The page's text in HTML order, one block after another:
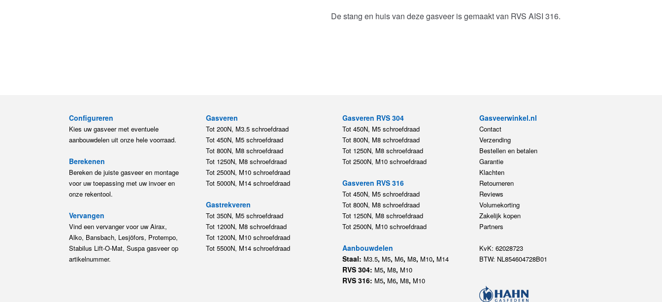
De stang en huis van deze gasveer is gemaakt van RVS AISI 316.
Configureren
Kies uw gasveer met eventuele
aanbouwdelen uit onze hele voorraad.
Berekenen
Bereken de juiste gasveer en montage
voor uw toepassing met uw invoer en
onze rekentool.
Vervangen
Vind een vervanger voor uw Airax,
Alko, Bansbach, Lesjöfors, Protempo,
Stabilus Lift-O-Mat, Suspa gasveer op
artikelnummer.
Gasveren
Tot 200N, M3.5 schroefdraad
Tot 450N, M5 schroefdraad
Tot 800N, M8 schroefdraad
Tot 1250N, M8 schroefdraad
Tot 2500N, M10 schroefdraad
Tot 5000N, M14 schroefdraad
Gastrekveren
Tot 350N, M5 schroefdraad
Tot 1200N, M8 schroefdraad
Tot 1200N, M10 schroefdraad
Tot 5500N, M14 schroefdraad
Gasveren RVS 304
Tot 450N, M5 schroefdraad
Tot 800N, M8 schroefdraad
Tot 1250N, M8 schroefdraad
Tot 2500N, M10 schroefdraad
Gasveren RVS 316
Tot 450N, M5 schroefdraad
Tot 800N, M8 schroefdraad
Tot 1250N, M8 schroefdraad
Tot 2500N, M10 schroefdraad
Aanbouwdelen
Staal: M3.5, M5, M6, M8, M10, M14
RVS 304: M5, M8, M10
RVS 316: M5, M6, M8, M10
Gasveerwinkel.nl
Contact
Verzending
Bestellen en betalen
Garantie
Klachten
Retourneren
Reviews
Volumekorting
Zakelijk kopen
Partners
KvK: 62028723
BTW: NL854604728B01